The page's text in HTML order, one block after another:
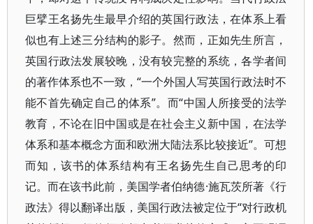
巨擘王名扬先生最早介绍的英国行政法，在体系上看
似也有上述三分结构的影子。然而，正如先生所言，
英国行政法发展较晚，没有较完整的系统，各学者间
的著作体系也不一致，“一个外国人写英国行政法时不
能不首先确定自己的体系”。而“中国人所接受的法学
教育，不论在旧中国或是在社会主义新中国，在法学
体系和基本概念方面和欧洲大陆法系比较接近”。可想
而知，该书的体系结构有王名扬先生自己思考的印
记。而在该书此前，美国学者伯纳德·施瓦茨所著《行
政法》得以翻译出版，美国行政法被定位于“对行政机